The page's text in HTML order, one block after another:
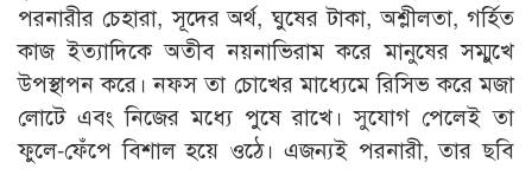
পরনারীর চেহারা, সূদের অর্থ, ঘুষের টাকা, অশ্লীলতা, গর্হিত
কাজ ইত্যাদিকে অতীব নয়নাভিরাম করে মানুষের সম্মুখে
উপস্থাপন করে। নফস তা চোখের মাধ্যেমে রিসিভ করে মজা
লোটে এবং নিজের মধ্যে পুষে রাখে। সুযোগ পেলেই তা
ফুলে-ফেঁপে বিশাল হয়ে ওঠে। এজন্যই পরনারী, তার ছবি